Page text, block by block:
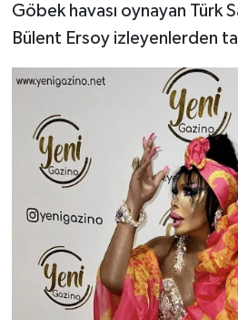
Göbek havası oynayan Türk
Bülent Ersoy izleyenlerden